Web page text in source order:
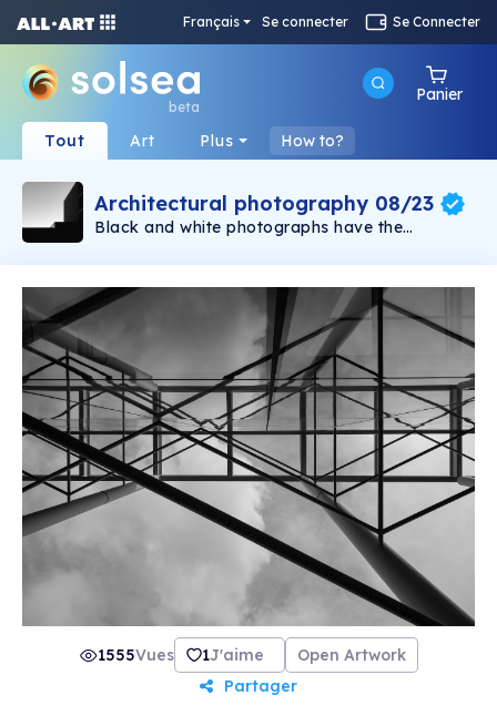
Français Se connecter Se Connecter
beta
Panier
Tout Art Plus How to?
Architectural photography 08/23
Black and white photographs have the
This is a best of selection with 10 carefully
1555Vues 1J'aime
Open Artwork
Partager